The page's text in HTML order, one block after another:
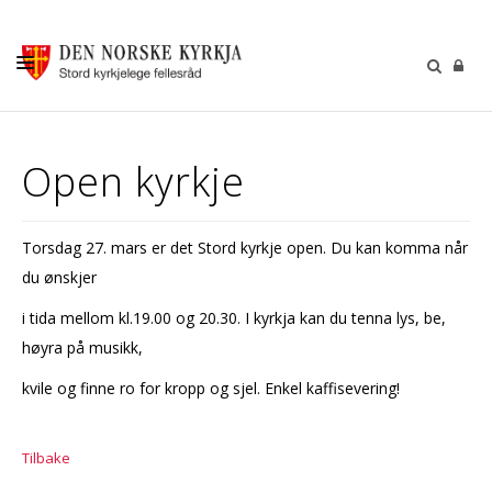
GUDSTENESTER
BARN OG UNGDOM
INFORMASJON
KONTAKT OSS
Open kyrkje
Torsdag 27. mars er det Stord kyrkje open. Du kan komma når
du ønskjer
i tida mellom kl.19.00 og 20.30. I kyrkja kan du tenna lys, be,
høyra på musikk,
kvile og finne ro for kropp og sjel. Enkel kaffisevering!
Tilbake